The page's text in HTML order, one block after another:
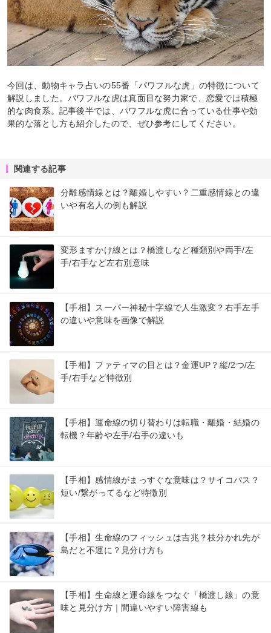
今回は、動物キャラ占いの55番「パワフルな虎」の特徴について
解説しました。パワフルな虎は真面目な努力家で、恋愛では積極
的な肉食系。記事後半では、パワフルな虎に合っている仕事や効
果的な落とし方も紹介したので、ぜひ参考にしてください。
関連する記事
分離感情線とは？離婚しやすい？二重感情線との違
いや有名人の例も解説
変形ますかけ線とは？橋渡しなど種類別や両手/左
手/右手など左右別意味
【手相】スーパー神秘十字線で人生激変？右手左手
の違いや意味を画像で解説
【手相】ファティマの目とは？金運UP？縦/2つ/左
手/右手など特徴別
【手相】運命線の切り替わりは転職・離婚・結婚の
転機？年齢や左手/右手の違いも
【手相】感情線がまっすぐな意味は？サイコパス？
短い/繋がってるなど特徴別
【手相】生命線のフィッシュは吉兆？枝分かれ先が
島だと不運に？見分け方も
【手相】生命線と運命線をつなぐ「橋渡し線」の意
味と見分け方｜間違いやすい障害線も